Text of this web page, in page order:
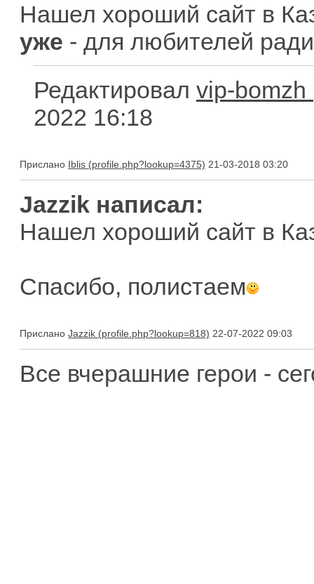
Нашел хороший сайт в
уже - для любителей
Редактировал vip-bomzh
2022 16:18
Прислано Iblis 21-03-2018 03:20
Jazzik написал:
Нашел хороший сайт в
Спасибо, полистаем
Прислано Jazzik 22-07-2022 09:03
Все вчерашние герои -